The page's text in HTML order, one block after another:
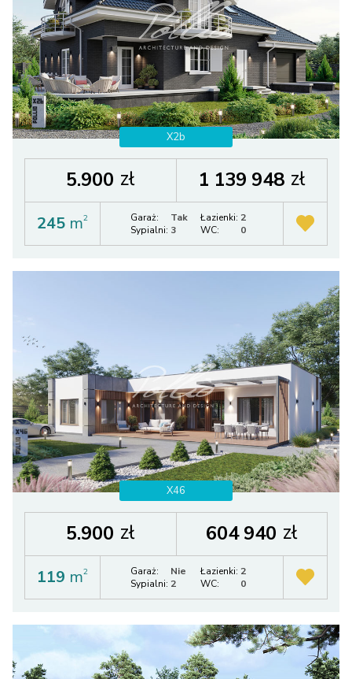
X2b
5.900 zł 1 139 948 zł
245 m2 Garaż:
Tak
Sypialni: 3
Łazienki: 2
WC:
0
X46
5.900 zł 604 940 zł
119 m2 Garaż:
Nie
Sypialni: 2
Łazienki: 2
WC:
0